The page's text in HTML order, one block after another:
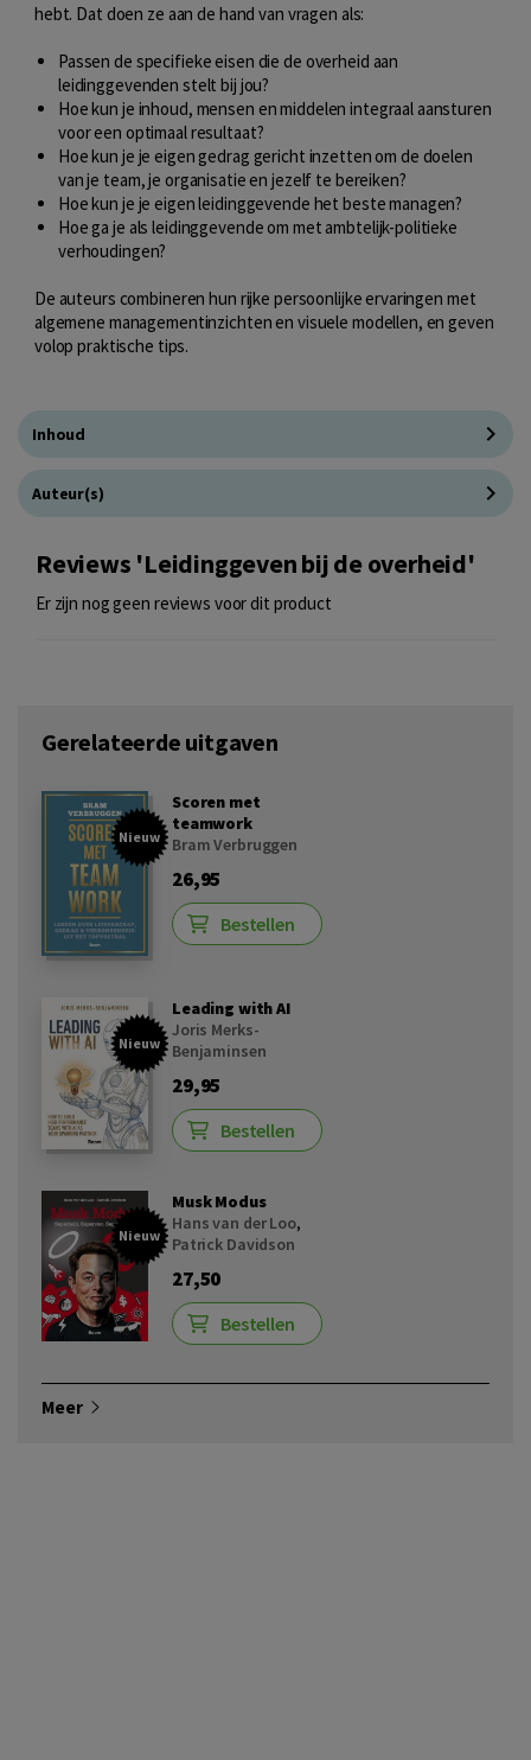
hebt. Dat doen ze aan de hand van vragen als:
Passen de specifieke eisen die de overheid aan
leidinggevenden stelt bij jou?
Hoe kun je inhoud, mensen en middelen integraal aansturen
voor een optimaal resultaat?
Hoe kun je je eigen gedrag gericht inzetten om de doelen
van je team, je organisatie en jezelf te bereiken?
Hoe kun je je eigen leidinggevende het beste managen?
Hoe ga je als leidinggevende om met ambtelijk-politieke
verhoudingen?
De auteurs combineren hun rijke persoonlijke ervaringen met
algemene managementinzichten en visuele modellen, en geven
volop praktische tips.
Inhoud
Auteur(s)
Reviews 'Leidinggeven bij de overheid'
Er zijn nog geen reviews voor dit product
Gerelateerde uitgaven
Nieuw
Scoren met
teamwork
Bram Verbruggen
26,95
Bestellen
Nieuw
Leading with AI
Joris Merks-
Benjaminsen
29,95
Bestellen
Nieuw
Musk Modus
Hans van der Loo,
Patrick Davidson
27,50
Bestellen
Meer